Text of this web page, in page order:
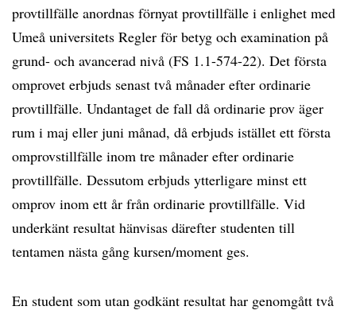
provtillfälle anordnas förnyat provtillfälle i enlighet med
Umeå universitets Regler för betyg och examination på
grund- och avancerad nivå (FS 1.1-574-22). Det första
omprovet erbjuds senast två månader efter ordinarie
provtillfälle. Undantaget de fall då ordinarie prov äger
rum i maj eller juni månad, då erbjuds istället ett första
omprovstillfälle inom tre månader efter ordinarie
provtillfälle. Dessutom erbjuds ytterligare minst ett
omprov inom ett år från ordinarie provtillfälle. Vid
underkänt resultat hänvisas därefter studenten till
tentamen nästa gång kursen/moment ges.
En student som utan godkänt resultat har genomgått två